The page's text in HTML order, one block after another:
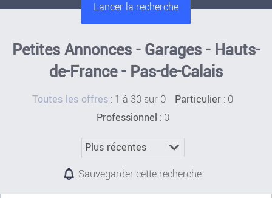
Petites Annonces - Garages - Hauts-
de-France - Pas-de-Calais
Toutes les offres : 1 à 30 sur 0 Particulier : 0
Professionnel : 0
Sauvegarder cette recherche